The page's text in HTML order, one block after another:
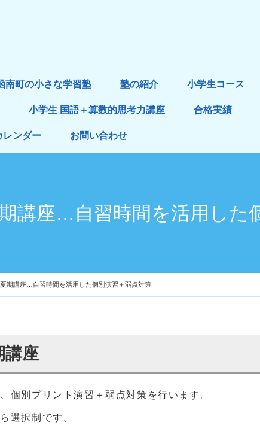
南町の小さな学習塾 塾の紹介 小学生コース
小学生 国語＋算数的思考力講座 合格実績
レンダー お問い合わせ
講座…自習時間を活用した
期講座…自習時間を活用した個別演習＋弱点対策
講座
個別プリント演習＋弱点対策を行います。
選択制です。